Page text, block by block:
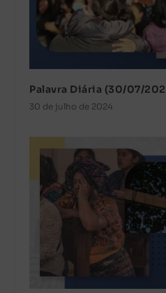
Palavra Diária (30/07/
30 de julho de 2024